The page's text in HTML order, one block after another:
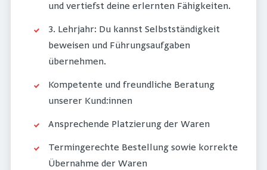
und vertiefst deine erlernten Fähigkeiten.
3. Lehrjahr: Du kannst Selbstständigkeit
beweisen und Führungsaufgaben
übernehmen.
Kompetente und freundliche Beratung
unserer Kund:innen
Ansprechende Platzierung der Waren
Termingerechte Bestellung sowie korrekte
Übernahme der Waren